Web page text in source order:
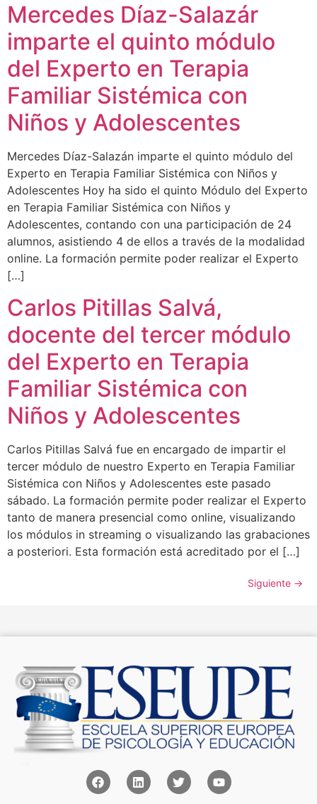
Mercedes Díaz-Salazár
imparte el quinto módulo
del Experto en Terapia
Familiar Sistémica con
Niños y Adolescentes
Mercedes Díaz-Salazán imparte el quinto módulo del
Experto en Terapia Familiar Sistémica con Niños y
Adolescentes Hoy ha sido el quinto Módulo del Experto
en Terapia Familiar Sistémica con Niños y
Adolescentes, contando con una participación de 24
alumnos, asistiendo 4 de ellos a través de la modalidad
online. La formación permite poder realizar el Experto
[…]
Carlos Pitillas Salvá,
docente del tercer módulo
del Experto en Terapia
Familiar Sistémica con
Niños y Adolescentes
Carlos Pitillas Salvá fue en encargado de impartir el
tercer módulo de nuestro Experto en Terapia Familiar
Sistémica con Niños y Adolescentes este pasado
sábado. La formación permite poder realizar el Experto
tanto de manera presencial como online, visualizando
los módulos in streaming o visualizando las grabaciones
a posteriori. Esta formación está acreditado por el […]
Siguiente →